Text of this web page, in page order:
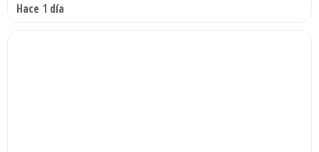
Hace 1 día